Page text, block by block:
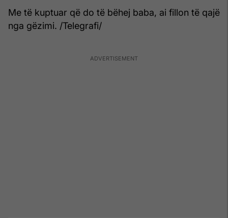
Me të kuptuar që do të bëhej baba, ai fillon të qajë
nga gëzimi. /Telegrafi/